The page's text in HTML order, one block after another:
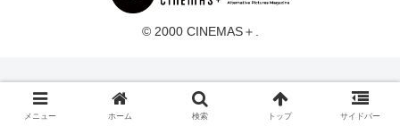
© 2000 CINEMAS＋.
メニュー ホーム 検索 トップ サイドバー